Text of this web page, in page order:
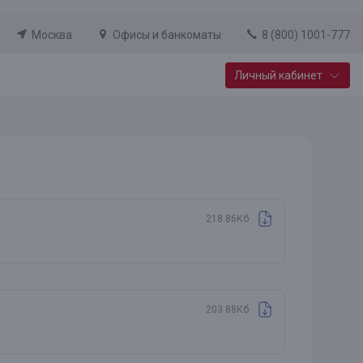
Москва Офисы и банкоматы 8 (800) 1001-777
Личный кабинет
218.86Кб
203.88Кб